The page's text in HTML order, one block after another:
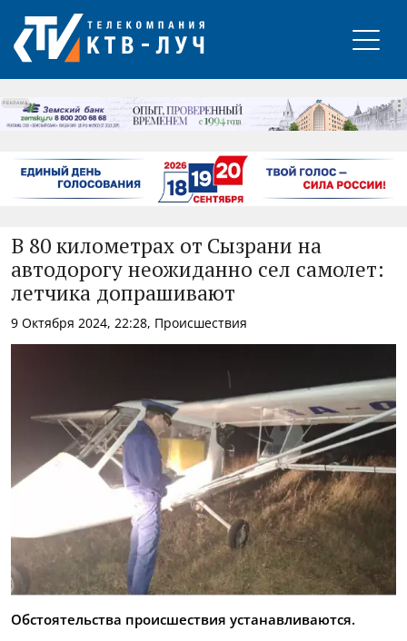
РЕКЛАМА
В 80 километрах от Сызрани на
автодорогу неожиданно сел самолет:
летчика допрашивают
9 Октября 2024, 22:28, Происшествия
Обстоятельства происшествия устанавливаются.